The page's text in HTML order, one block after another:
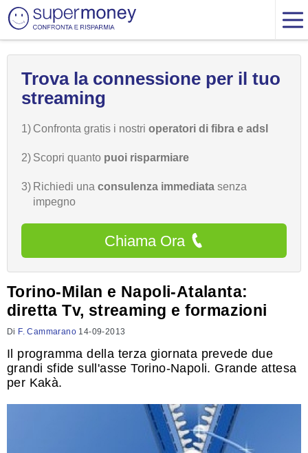
Trova la connessione per il tuo
streaming
1) Confronta gratis i nostri operatori di fibra e adsl
2) Scopri quanto puoi risparmiare
3) Richiedi una consulenza immediata senza
impegno
Chiama Ora
Torino-Milan e Napoli-Atalanta:
diretta Tv, streaming e formazioni
Di F. Cammarano 14-09-2013
Il programma della terza giornata prevede due
grandi sfide sull'asse Torino-Napoli. Grande attesa
per Kakà.